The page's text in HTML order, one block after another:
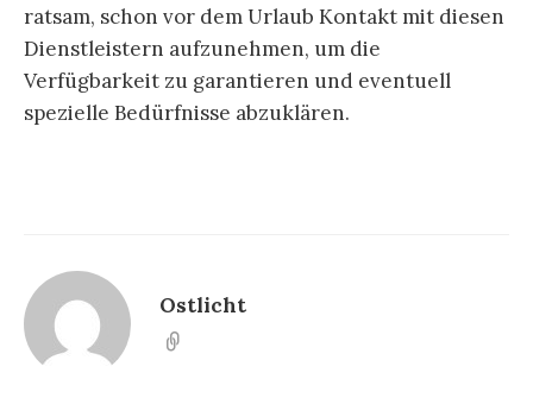
ratsam, schon vor dem Urlaub Kontakt mit diesen
Dienstleistern aufzunehmen, um die
Verfügbarkeit zu garantieren und eventuell
spezielle Bedürfnisse abzuklären.
Ostlicht